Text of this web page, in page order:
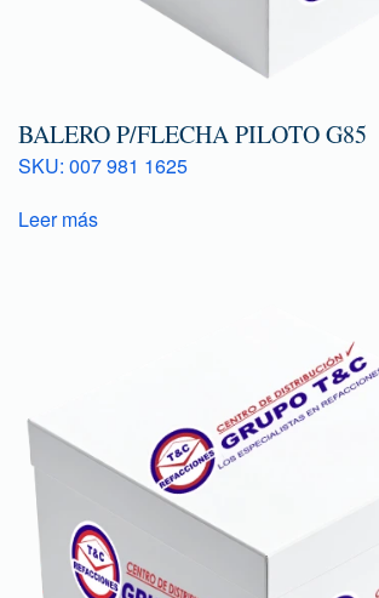
BALERO P/FLECHA PILOTO G85
SKU: 007 981 1625
Leer más